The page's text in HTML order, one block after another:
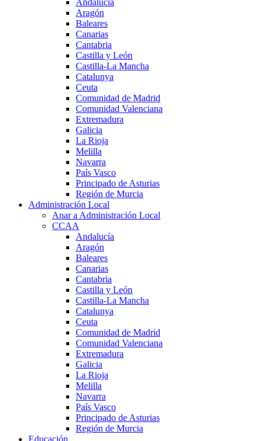
Aragón
Baleares
Canarias
Cantabria
Castilla y León
Castilla-La Mancha
Catalunya
Ceuta
Comunidad de Madrid
Comunidad Valenciana
Extremadura
Galicia
La Rioja
Melilla
Navarra
País Vasco
Principado de Asturias
Región de Murcia
Administración Local
Anar a Administración Local
CCAA
Andalucía
Aragón
Baleares
Canarias
Cantabria
Castilla y León
Castilla-La Mancha
Catalunya
Ceuta
Comunidad de Madrid
Comunidad Valenciana
Extremadura
Galicia
La Rioja
Melilla
Navarra
País Vasco
Principado de Asturias
Región de Murcia
Educación